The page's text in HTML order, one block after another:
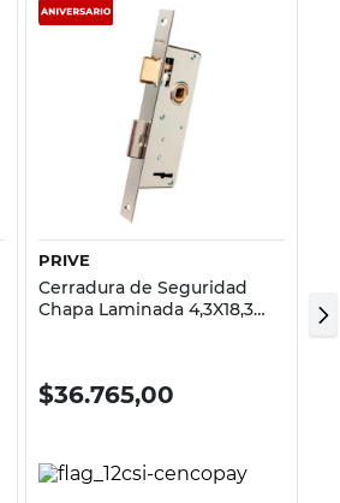
Vista rápida
PRIVE
Cerradura de Seguridad
Chapa Laminada 4,3X18,3
$36.765,00